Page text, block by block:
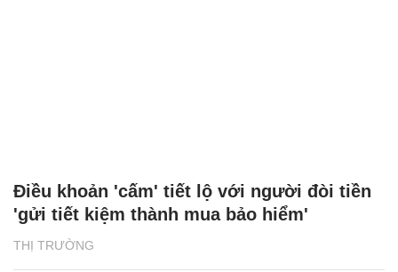
THỊ TRƯỜNG
Điều khoản 'cấm' tiết lộ với người đòi tiền
'gửi tiết kiệm thành mua bảo hiểm'